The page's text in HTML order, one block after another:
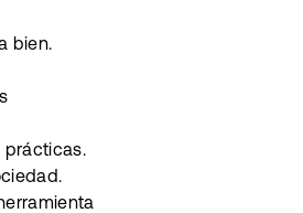
bien.
prácticas.